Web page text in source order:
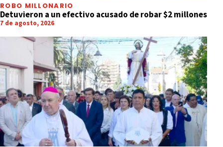
ROBO MILLONARIO
Detuvieron a un efectivo acusado de robar $2 millones
7 de agosto, 2026